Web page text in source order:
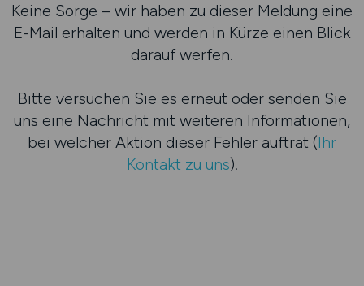
Keine Sorge – wir haben zu dieser Meldung eine
E-Mail erhalten und werden in Kürze einen Blick
darauf werfen.
Bitte versuchen Sie es erneut oder senden Sie
uns eine Nachricht mit weiteren Informationen,
bei welcher Aktion dieser Fehler auftrat (Ihr
Kontakt zu uns).